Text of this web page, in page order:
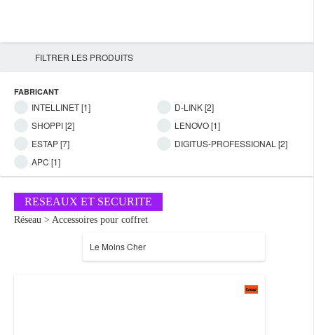
FILTRER LES PRODUITS
FABRICANT
INTELLINET [1]
D-LINK [2]
SHOPPI [2]
LENOVO [1]
ESTAP [7]
DIGITUS-PROFESSIONAL [2]
APC [1]
RESEAUX ET SECURITE
Réseau > Accessoires pour coffret
Le Moins Cher